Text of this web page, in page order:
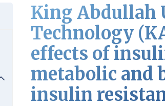
King Abdullah
Technology
effects of
metabolic and
insulin